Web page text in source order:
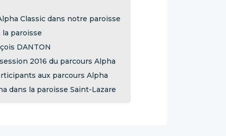
Classic dans notre paroisse
la paroisse
DANTON
2016 du parcours Alpha
aux parcours Alpha
dans la paroisse Saint-Lazare